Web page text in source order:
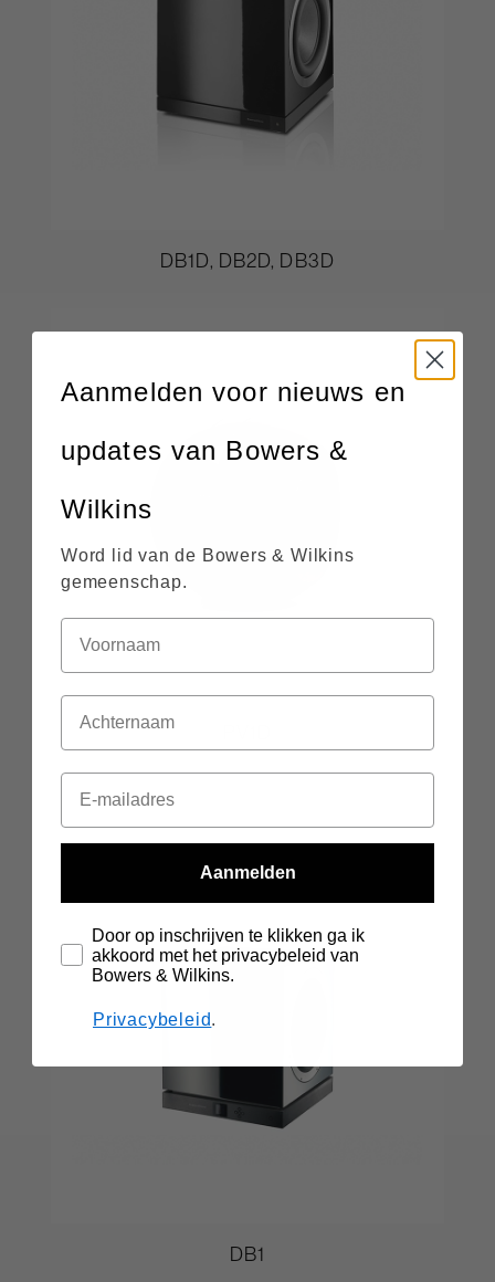
DB1D, DB2D, DB3D
DB1
Aanmelden voor nieuws en
updates van Bowers &
Wilkins
Word lid van de Bowers & Wilkins
gemeenschap.
Aanmelden
Door op inschrijven te klikken ga ik
akkoord met het privacybeleid van
Bowers & Wilkins.
Privacybeleid.